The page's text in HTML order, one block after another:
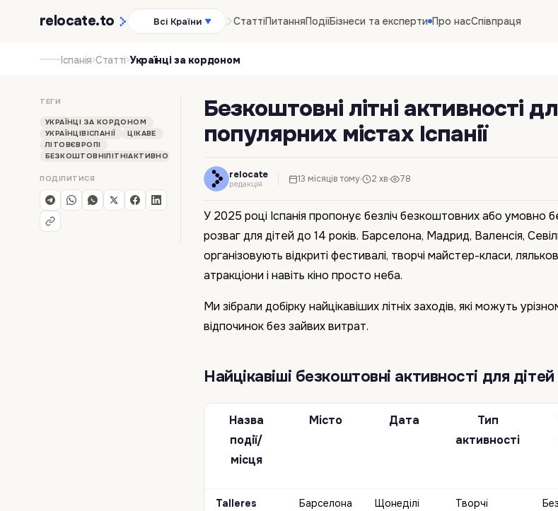
relocate.to Всі Країни ▼ СтаттіПитанняПодіїБізнеси та експерти Про насСпівпраця
Іспанія›Статті›Українці за кордоном
ТЕГИ
УКРАЇНЦІ ЗА КОРДОНОМ
УКРАЇНЦІВІСПАНІЇ
ЦІКАВЕ
ЛІТОВЄВРОПІ
БЕЗКОШТОВНІЛІТНІАКТИВНОСТІДЛЯДІТЕЙ
ПОДІЛИТИСЯ
Безкоштовні літні активності
популярних містах Іспанії
relocate
редакція 13 місяців тому 2 хв 78
У 2025 році Іспанія пропонує безліч безкоштовних або умовно
розваг для дітей до 14 років. Барселона, Мадрид, Валенсія,
організовують відкриті фестивалі, творчі майстер-класи,
атракціони і навіть кіно просто неба.
Ми зібрали добірку найцікавіших літніх заходів, які можуть
відпочинок без зайвих витрат.
Найцікавіші безкоштовні активності для дітей
Назва
події/
місця
Місто Дата
Тип
активності
Talleres
Барселона
Щонеділі
Творчі